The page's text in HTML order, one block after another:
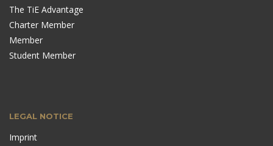
The TiE Advantage
Charter Member
Member
Student Member
LEGAL NOTICE
Imprint